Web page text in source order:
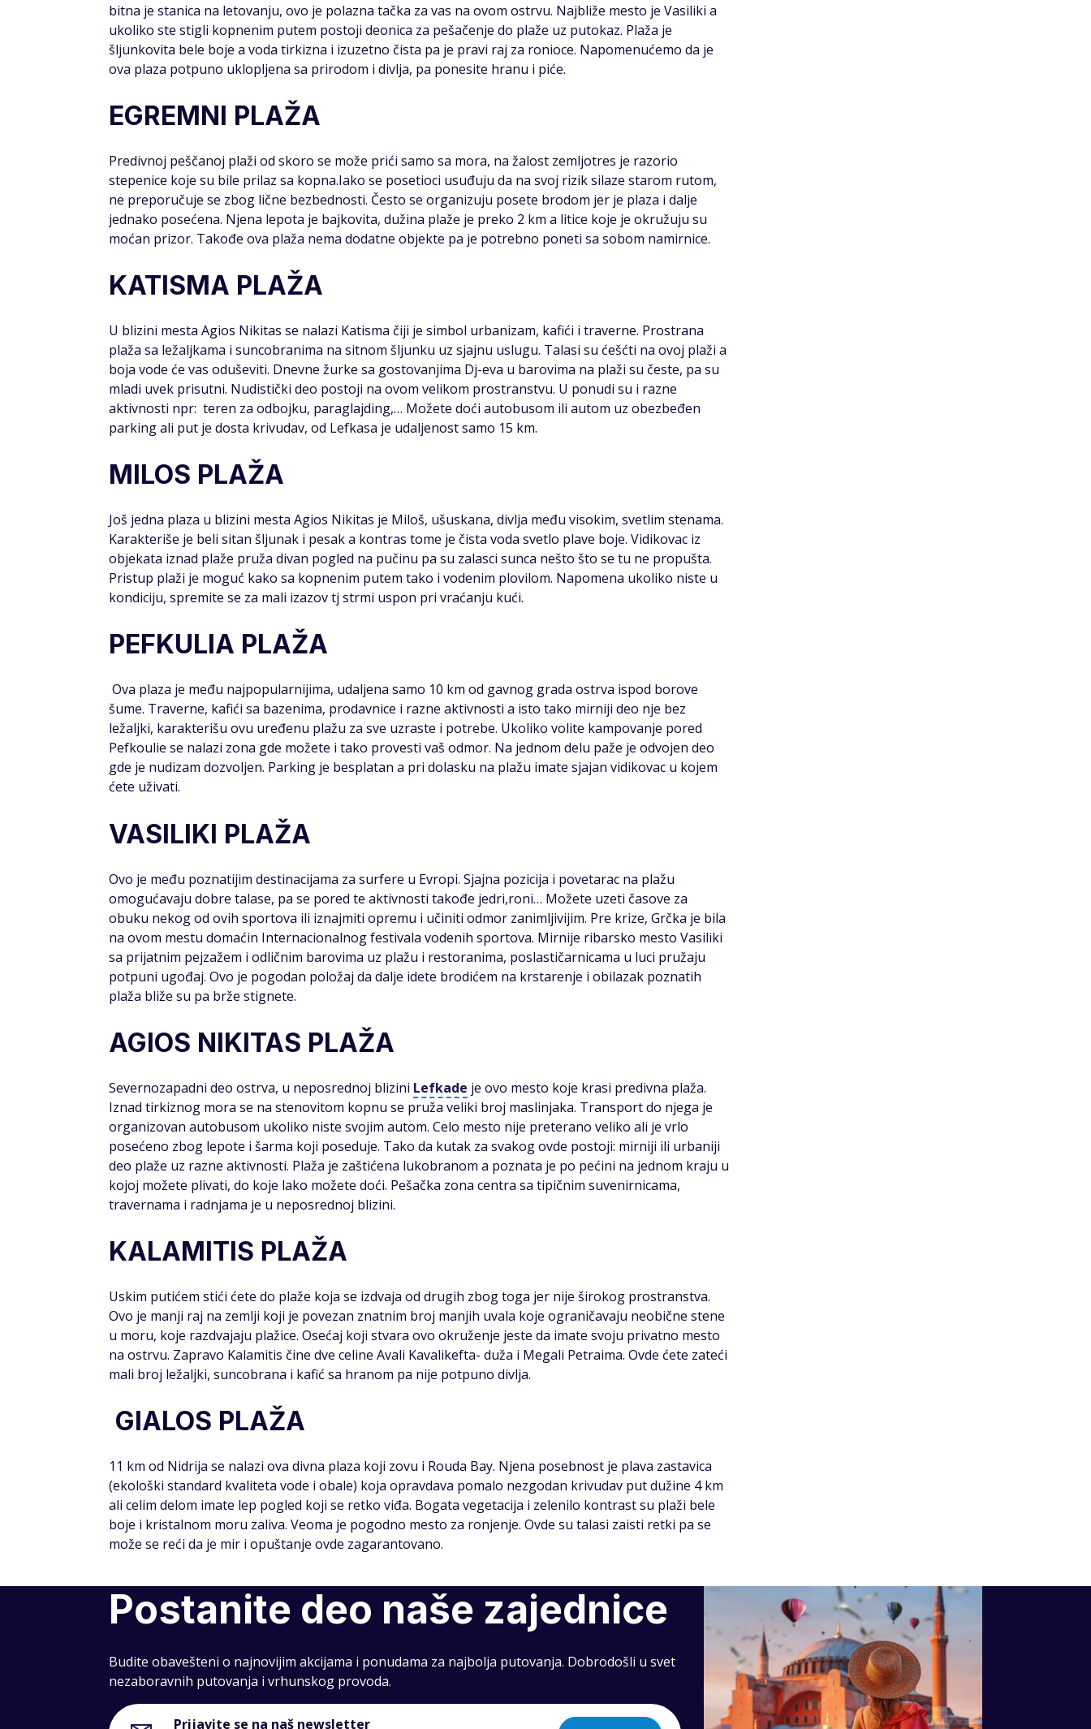
bitna je stanica na letovanju, ovo je polazna tačka za vas na ovom ostrvu. Najbliže mesto je Vasiliki a
ukoliko ste stigli kopnenim putem postoji deonica za pešačenje do plaže uz putokaz. Plaža je
šljunkovita bele boje a voda tirkizna i izuzetno čista pa je pravi raj za ronioce. Napomenućemo da je
ova plaza potpuno uklopljena sa prirodom i divlja, pa ponesite hranu i piće.
EGREMNI PLAŽA
Predivnoj peščanoj plaži od skoro se može prići samo sa mora, na žalost zemljotres je razorio
stepenice koje su bile prilaz sa kopna.Iako se posetioci usuđuju da na svoj rizik silaze starom rutom,
ne preporučuje se zbog lične bezbednosti. Često se organizuju posete brodom jer je plaza i dalje
jednako posećena. Njena lepota je bajkovita, dužina plaže je preko 2 km a litice koje je okružuju su
moćan prizor. Takođe ova plaža nema dodatne objekte pa je potrebno poneti sa sobom namirnice.
KATISMA PLAŽA
U blizini mesta Agios Nikitas se nalazi Katisma čiji je simbol urbanizam, kafići i traverne. Prostrana
plaža sa ležaljkama i suncobranima na sitnom šljunku uz sjajnu uslugu. Talasi su ćešćti na ovoj plaži a
boja vode će vas oduševiti. Dnevne žurke sa gostovanjima Dj-eva u barovima na plaži su česte, pa su
mladi uvek prisutni. Nudistički deo postoji na ovom velikom prostranstvu. U ponudi su i razne
aktivnosti npr: teren za odbojku, paraglajding,… Možete doći autobusom ili autom uz obezbeđen
parking ali put je dosta krivudav, od Lefkasa je udaljenost samo 15 km.
MILOS PLAŽA
Još jedna plaza u blizini mesta Agios Nikitas je Miloš, ušuskana, divlja među visokim, svetlim stenama.
Karakteriše je beli sitan šljunak i pesak a kontras tome je čista voda svetlo plave boje. Vidikovac iz
objekata iznad plaže pruža divan pogled na pučinu pa su zalasci sunca nešto što se tu ne propušta.
Pristup plaži je moguć kako sa kopnenim putem tako i vodenim plovilom. Napomena ukoliko niste u
kondiciju, spremite se za mali izazov tj strmi uspon pri vraćanju kući.
PEFKULIA PLAŽA
Ova plaza je među najpopularnijima, udaljena samo 10 km od gavnog grada ostrva ispod borove
šume. Traverne, kafići sa bazenima, prodavnice i razne aktivnosti a isto tako mirniji deo nje bez
ležaljki, karakterišu ovu uređenu plažu za sve uzraste i potrebe. Ukoliko volite kampovanje pored
Pefkoulie se nalazi zona gde možete i tako provesti vaš odmor. Na jednom delu paže je odvojen deo
gde je nudizam dozvoljen. Parking je besplatan a pri dolasku na plažu imate sjajan vidikovac u kojem
ćete uživati.
VASILIKI PLAŽA
Ovo je među poznatijim destinacijama za surfere u Evropi. Sjajna pozicija i povetarac na plažu
omogućavaju dobre talase, pa se pored te aktivnosti takođe jedri,roni… Možete uzeti časove za
obuku nekog od ovih sportova ili iznajmiti opremu i učiniti odmor zanimljivijim. Pre krize, Grčka je bila
na ovom mestu domaćin Internacionalnog festivala vodenih sportova. Mirnije ribarsko mesto Vasiliki
sa prijatnim pejzažem i odličnim barovima uz plažu i restoranima, poslastičarnicama u luci pružaju
potpuni ugođaj. Ovo je pogodan položaj da dalje idete brodićem na krstarenje i obilazak poznatih
plaža bliže su pa brže stignete.
AGIOS NIKITAS PLAŽA
Severnozapadni deo ostrva, u neposrednoj blizini Lefkade je ovo mesto koje krasi predivna plaža.
Iznad tirkiznog mora se na stenovitom kopnu se pruža veliki broj maslinjaka. Transport do njega je
organizovan autobusom ukoliko niste svojim autom. Celo mesto nije preterano veliko ali je vrlo
posećeno zbog lepote i šarma koji poseduje. Tako da kutak za svakog ovde postoji: mirniji ili urbaniji
deo plaže uz razne aktivnosti. Plaža je zaštićena lukobranom a poznata je po pećini na jednom kraju u
kojoj možete plivati, do koje lako možete doći. Pešačka zona centra sa tipičnim suvenirnicama,
travernama i radnjama je u neposrednoj blizini.
KALAMITIS PLAŽA
Uskim putićem stići ćete do plaže koja se izdvaja od drugih zbog toga jer nije širokog prostranstva.
Ovo je manji raj na zemlji koji je povezan znatnim broj manjih uvala koje ograničavaju neobične stene
u moru, koje razdvajaju plažice. Osećaj koji stvara ovo okruženje jeste da imate svoju privatno mesto
na ostrvu. Zapravo Kalamitis čine dve celine Avali Kavalikefta- duža i Megali Petraima. Ovde ćete zateći
mali broj ležaljki, suncobrana i kafić sa hranom pa nije potpuno divlja.
GIALOS PLAŽA
11 km od Nidrija se nalazi ova divna plaza koji zovu i Rouda Bay. Njena posebnost je plava zastavica
(ekološki standard kvaliteta vode i obale) koja opravdava pomalo nezgodan krivudav put dužine 4 km
ali celim delom imate lep pogled koji se retko viđa. Bogata vegetacija i zelenilo kontrast su plaži bele
boje i kristalnom moru zaliva. Veoma je pogodno mesto za ronjenje. Ovde su talasi zaisti retki pa se
može se reći da je mir i opuštanje ovde zagarantovano.
Postanite deo naše zajednice
Budite obavešteni o najnovijim akcijama i ponudama za najbolja putovanja. Dobrodošli u svet
nezaboravnih putovanja i vrhunskog provoda.
Prijavite se na naš newsletter